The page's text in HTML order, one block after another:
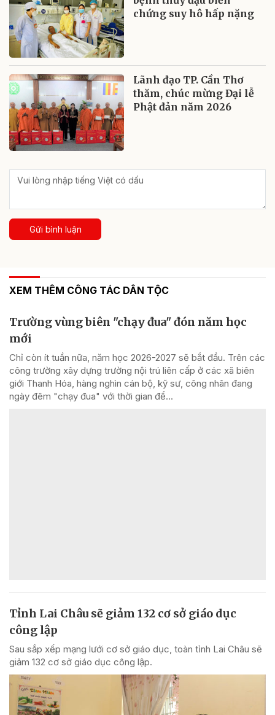
chứng suy hô hấp nặng
Lãnh đạo TP. Cần Thơ
thăm, chúc mừng Đại lễ
Phật đản năm 2026
Gửi bình luận
XEM THÊM CÔNG TÁC DÂN TỘC
Trường vùng biên "chạy đua" đón năm học
mới
Chỉ còn ít tuần nữa, năm học 2026-2027 sẽ bắt đầu. Trên các
công trường xây dựng trường nội trú liên cấp ở các xã biên
giới Thanh Hóa, hàng nghìn cán bộ, kỹ sư, công nhân đang
ngày đêm "chạy đua" với thời gian để...
Tỉnh Lai Châu sẽ giảm 132 cơ sở giáo dục
công lập
Sau sắp xếp mạng lưới cơ sở giáo dục, toàn tỉnh Lai Châu sẽ
giảm 132 cơ sở giáo dục công lập.